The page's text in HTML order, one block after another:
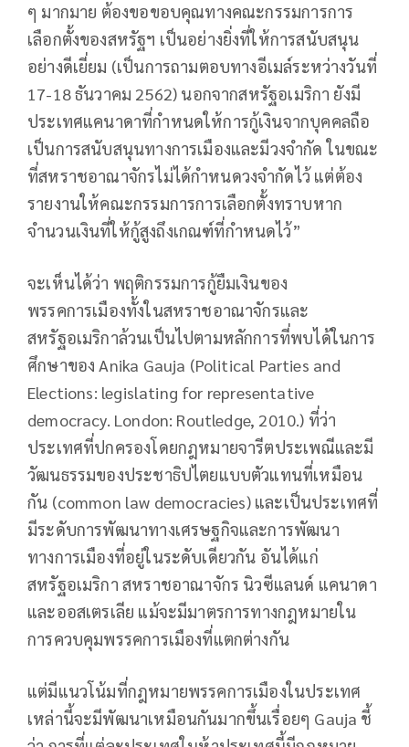
ๆ มากมาย ต้องขอขอบคุณทางคณะกรรมการการ
เลือกตั้งของสหรัฐฯ เป็นอย่างยิ่งที่ให้การสนับสนุน
อย่างดีเยี่ยม (เป็นการถามตอบทางอีเมล์ระหว่างวันที่
17-18 ธันวาคม 2562) นอกจากสหรัฐอเมริกา ยังมี
ประเทศแคนาดาที่กำหนดให้การกู้เงินจากบุคคลถือ
เป็นการสนับสนุนทางการเมืองและมีวงจำกัด ในขณะ
ที่สหราชอาณาจักรไม่ได้กำหนดวงจำกัดไว้ แต่ต้อง
รายงานให้คณะกรรมการการเลือกตั้งทราบหาก
จำนวนเงินที่ให้กู้สูงถึงเกณฑ์ที่กำหนดไว้”
จะเห็นได้ว่า พฤติกรรมการกู้ยืมเงินของ
พรรคการเมืองทั้งในสหราชอาณาจักรและ
สหรัฐอเมริกาล้วนเป็นไปตามหลักการที่พบได้ในการ
ศึกษาของ Anika Gauja (Political Parties and
Elections: legislating for representative
democracy. London: Routledge, 2010.) ที่ว่า
ประเทศที่ปกครองโดยกฎหมายจารีตประเพณีและมี
วัฒนธรรมของประชาธิปไตยแบบตัวแทนที่เหมือน
กัน (common law democracies) และเป็นประเทศที่
มีระดับการพัฒนาทางเศรษฐกิจและการพัฒนา
ทางการเมืองที่อยู่ในระดับเดียวกัน อันได้แก่
สหรัฐอเมริกา สหราชอาณาจักร นิวซีแลนด์ แคนาดา
และออสเตรเลีย แม้จะมีมาตรการทางกฎหมายใน
การควบคุมพรรคการเมืองที่แตกต่างกัน
แต่มีแนวโน้มที่กฎหมายพรรคการเมืองในประเทศ
เหล่านี้จะมีพัฒนาเหมือนกันมากขึ้นเรื่อยๆ Gauja ชี้